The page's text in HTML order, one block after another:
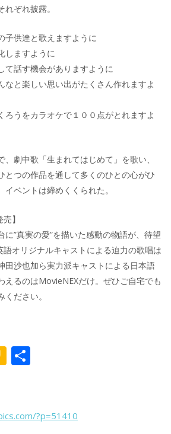
ぞれ披露。
子供達と歌えますように
しますように
て話す機会がありますように
なと楽しい思い出がたくさん作れますよ
ろうをカラオケで１００点がとれますよ
劇中歌「生まれてはじめて」を歌い、
とつの作品を通して多くのひとの心がひ
ベントは締めくくられた。
】
に”真実の愛”を描いた感動の物語が、待望
オリジナルキャストによる迫力の歌唱は
田沙也加ら実力派キャストによる日本語
えるのはMovieNEXだけ。ぜひご自宅でも
ださい。
K
a ?p=51410